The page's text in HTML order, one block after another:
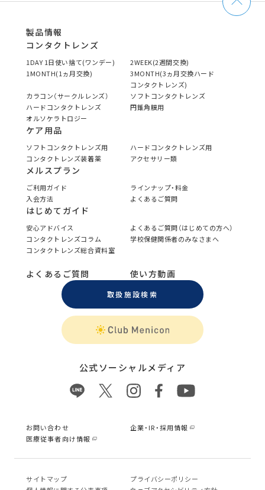
製品情報
コンタクトレンズ
1DAY 1日使い捨て(ワンデー)
2WEEK(2週間交換)
1MONTH(1ヵ月交換)
3MONTH(3ヵ月交換ハード
コンタクトレンズ)
カラコン（サークルレンズ）
ソフトコンタクトレンズ
ハードコンタクトレンズ
円錐角膜用
オルソケラトロジー
ケア用品
ソフトコンタクトレンズ用
ハードコンタクトレンズ用
コンタクトレンズ装着薬
アクセサリー類
メルスプラン
ご利用ガイド
ラインナップ・料金
入会方法
よくあるご質問
はじめてガイド
安心アドバイス
よくあるご質問（はじめての方へ）
コンタクトレンズコラム
学校保健関係者のみなさまへ
コンタクトレンズ総合資料室
よくあるご質問 使い方動画
取扱施設検索
公式ソーシャルメディア
お問い合わせ
企業・IR・採用情報
医療従事者向け情報
サイトマップ
プライバシーポリシー